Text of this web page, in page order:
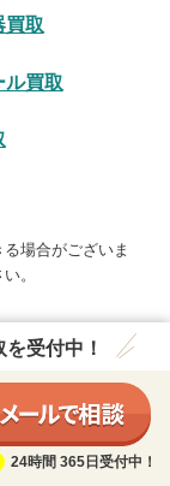
買取
ル買取
場合がございま
。
受付中！
24時間 365日受付中！